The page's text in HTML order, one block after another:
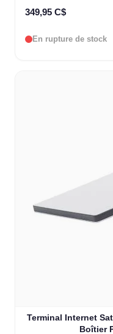
349,95 C$
En rupture de stock
Terminal Internet
Boîtier